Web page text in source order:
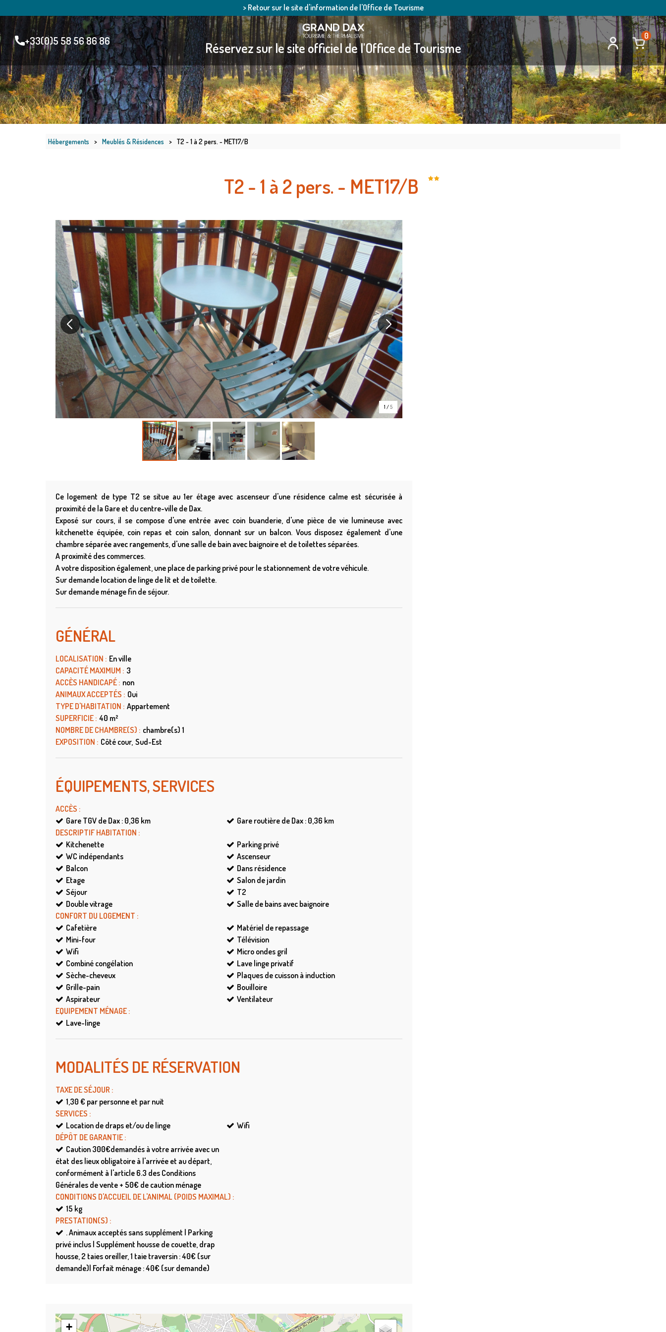
> Retour sur le site d'information de l'Office de Tourisme
+33(0)5 58 56 86 86 Réservez sur le site officiel de l'Office de Tourisme
0
Hébergements > Meublés & Résidences > T2 - 1 à 2 pers. - MET17/B
T2 - 1 à 2 pers. - MET17/B
1 /5
Ce logement de type T2 se situe au 1er étage avec ascenseur d'une résidence calme est sécurisée à
proximité de la Gare et du centre-ville de Dax.
Exposé sur cours, il se compose d'une entrée avec coin buanderie, d'une pièce de vie lumineuse avec
kitchenette équipée, coin repas et coin salon, donnant sur un balcon. Vous disposez également d'une
chambre séparée avec rangements, d'une salle de bain avec baignoire et de toilettes séparées.
A proximité des commerces.
A votre disposition également, une place de parking privé pour le stationnement de votre véhicule.
Sur demande location de linge de lit et de toilette.
Sur demande ménage fin de séjour.
GÉNÉRAL
LOCALISATION : En ville
CAPACITÉ MAXIMUM : 3
ACCÈS HANDICAPÉ : non
ANIMAUX ACCEPTÉS : Oui
TYPE D'HABITATION : Appartement
SUPERFICIE : 40 m²
NOMBRE DE CHAMBRE(S) : chambre(s) 1
EXPOSITION : Côté cour Sud-Est
ÉQUIPEMENTS, SERVICES
ACCÈS :
Gare TGV de Dax : 0,36 km Gare routière de Dax : 0,36 km
DESCRIPTIF HABITATION :
Kitchenette
Parking privé
WC indépendants
Ascenseur
Balcon
Dans résidence
Etage
Salon de jardin
Séjour
T2
Double vitrage
Salle de bains avec baignoire
CONFORT DU LOGEMENT :
Cafetière
Matériel de repassage
Mini-four
Télévision
Wifi
Micro ondes gril
Combiné congélation
Lave linge privatif
Sèche-cheveux
Plaques de cuisson à induction
Grille-pain
Bouilloire
Aspirateur
Ventilateur
EQUIPEMENT MÉNAGE :
Lave-linge
MODALITÉS DE RÉSERVATION
TAXE DE SÉJOUR :
1,30 € par personne et par nuit
SERVICES :
Location de draps et/ou de linge
Wifi
DÉPÔT DE GARANTIE :
Caution 300€demandés à votre arrivée avec un
état des lieux obligatoire à l'arrivée et au départ,
conformément à l'article 6.3 des Conditions
Générales de vente + 50€ de caution ménage
CONDITIONS D'ACCUEIL DE L'ANIMAL (POIDS MAXIMAL) :
15 kg
PRESTATION(S) :
.Animaux acceptés sans supplément | Parking
privé inclus | Supplément housse de couette, drap
housse, 2 taies oreiller, 1 taie traversin : 40€ (sur
demande)| Forfait ménage : 40€ (sur demande)
+